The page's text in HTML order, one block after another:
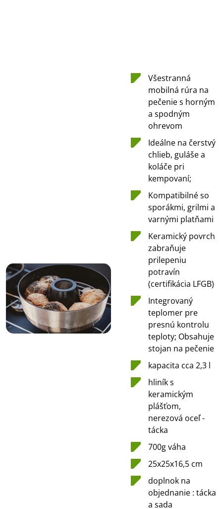
Všestranná
mobilná rúra na
pečenie s horným
a spodným
ohrevom
Ideálne na čerstvý
chlieb, guláše a
koláče pri
kempovaní;
Kompatibilné so
sporákmi, grilmi a
varnými platňami
Keramický povrch
zabraňuje
prilepeniu
potravín
(certifikácia LFGB)
Integrovaný
teplomer pre
presnú kontrolu
teploty; Obsahuje
stojan na pečenie
kapacita cca 2,3 l
hliník s
keramickým
plášťom,
nerezová oceľ -
tácka
700g váha
25x25x16,5 cm
doplnok na
objednanie : tácka
a sada